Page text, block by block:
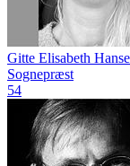
Gitte Elisabeth
Sognepræst
54